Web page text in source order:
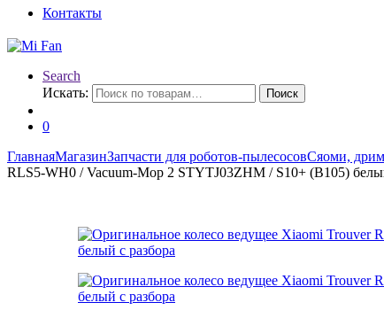
Контакты
Search
Искать:
Поиск
0
ГлавнаяМагазинЗапчасти для роботов-пылесосовСяоми,
RLS5-WH0 / Vacuum-Mop 2 STYTJ03ZHM / S10+ (B105)